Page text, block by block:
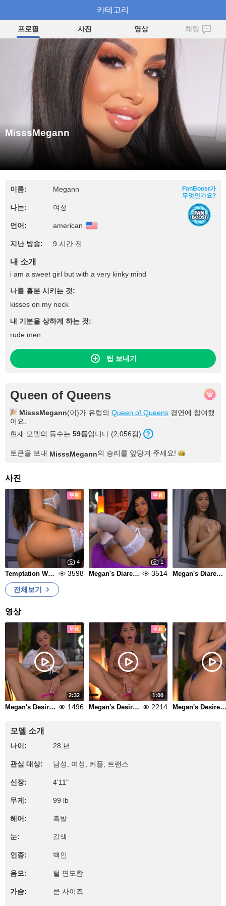
MisssMegann
프로필 사진 영상 채팅
MisssMegann
이름: Megann
나는: 여성
언어: american
지난 방송: 9 시간 전
FanBoost가
무엇인가요?
내 소개
i am a sweet girl but with a very kinky mind
나를 흥분 시키는 것:
kisses on my neck
내 기분을 상하게 하는 것:
rude men
팁 보내기
Queen of Queens
MisssMegann(이)가 유럽의 Queen of Queens 경연에 참여했
어요.
현재 모델의 등수는 59등입니다 (2,056점).
토큰을 보내 MisssMegann의 승리를 앞당겨 주세요!
사진
무료
4
Temptation Wears White 3598
무료
1
Megan's Diares Part 29 3514 Megan's Diares Part 28
전체보기
영상
무료
2:32
Megan's Desires Part 7 1496
무료
1:00
Megan's Desires Part 8 2214 Megan's Desires Part 1
모델 소개
나이: 28 년
관심 대상: 남성, 여성, 커플, 트랜스
신장: 4'11"
무게: 99 lb
헤어: 흑발
눈: 갈색
인종: 백인
음모: 털 면도함
가슴: 큰 사이즈
카테고리